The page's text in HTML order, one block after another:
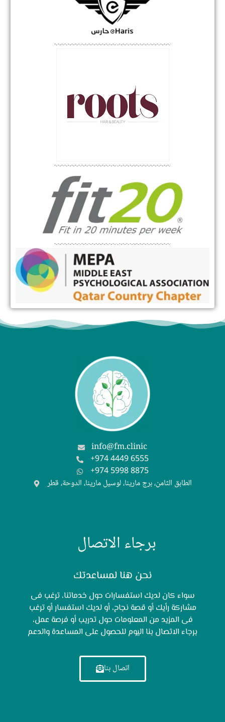
info@fm.clinic
+974 4449 6555
+974 5998 8875
الطابق الثامن، برج مارينا، لوسيل مارينا، الدوحة، قطر
برجاء الاتصال
نحن هنا لمساعدتك
سواء كان لديك استفسارات حول خدماتنا، ترغب فى
مشاركة رأيك أو قصة نجاح، أو لديك استفسار أو ترغب
فى المزيد من المعلومات حول تدريب أو فرصة عمل،
برجاء الاتصال بنا اليوم للحصول على المساعدة والدعم
اتصال بنا